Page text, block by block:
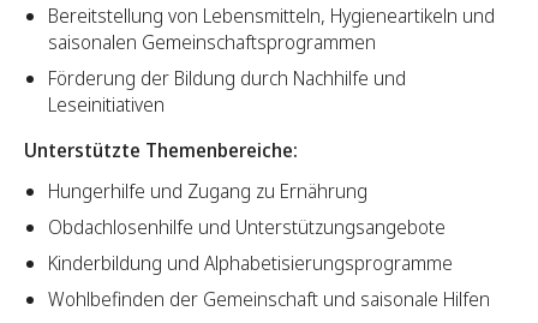
Bereitstellung von Lebensmitteln, Hygieneartikeln und
saisonalen Gemeinschaftsprogrammen
Förderung der Bildung durch Nachhilfe und
Leseinitiativen
Unterstützte Themenbereiche:
Hungerhilfe und Zugang zu Ernährung
Obdachlosenhilfe und Unterstützungsangebote
Kinderbildung und Alphabetisierungsprogramme
Wohlbefinden der Gemeinschaft und saisonale Hilfen